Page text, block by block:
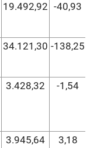
19.492,92 -40,93
34.121,30 -138,25
3.428,32 -1,54
3.945,64 3,18